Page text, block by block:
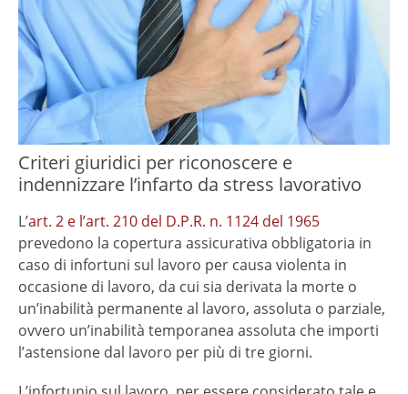
Criteri giuridici per riconoscere e
indennizzare l’infarto da stress lavorativo
L’art. 2 e l’art. 210 del D.P.R. n. 1124 del 1965
prevedono la copertura assicurativa obbligatoria in
caso di infortuni sul lavoro per causa violenta in
occasione di lavoro, da cui sia derivata la morte o
un’inabilità permanente al lavoro, assoluta o parziale,
ovvero un’inabilità temporanea assoluta che importi
l’astensione dal lavoro per più di tre giorni.